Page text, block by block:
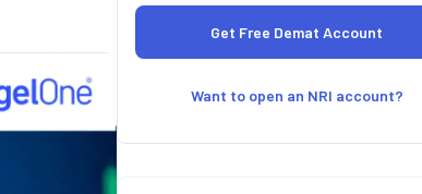
Want to open an NRI account?